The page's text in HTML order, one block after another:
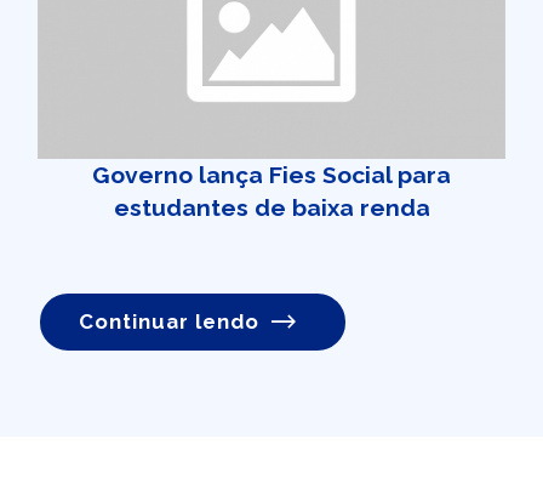
Governo lança Fies Social para
estudantes de baixa renda
Continuar lendo